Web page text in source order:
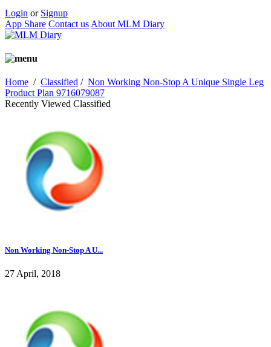
Login or Signup
App Share Contact us About MLM Diary
Home / Classified / Non Working Non-Stop A Unique Single Leg
Product Plan 9716079087
Recently Viewed Classified
Non Working Non-Stop A U...
27 April, 2018